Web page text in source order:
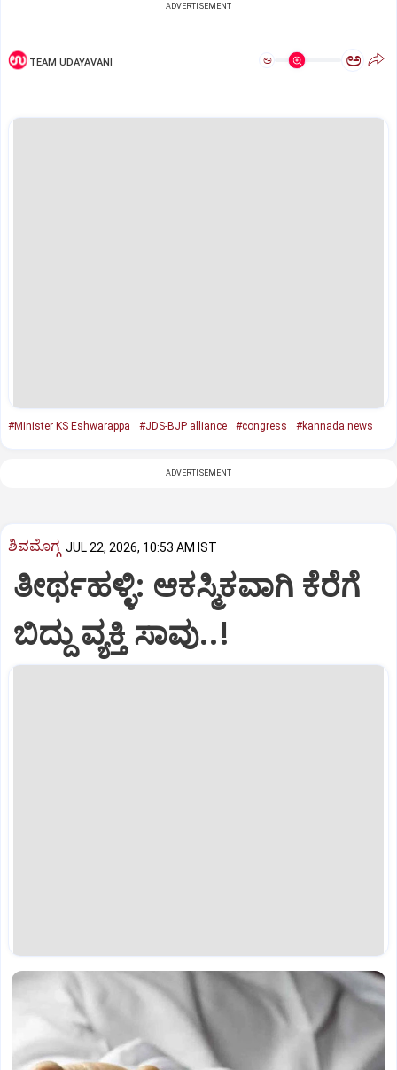
ADVERTISEMENT
TEAM UDAYAVANI ಅ ಅ
#Minister KS Eshwarappa #JDS-BJP alliance #congress #kannada news
ADVERTISEMENT
ಶಿವಮೊಗ್ಗ JUL 22, 2026, 10:53 AM IST
ತೀರ್ಥಹಳ್ಳಿ: ಆಕಸ್ಮಿಕವಾಗಿ ಕೆರೆಗೆ
ಬಿದ್ದು ವ್ಯಕ್ತಿ ಸಾವು..!